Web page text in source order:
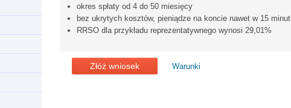
okres spłaty od 4 do 50 miesięcy
bez ukrytych kosztów, pieniądze na koncie nawet w 15 minut
RRSO dla przykładu reprezentatywnego wynosi 29,01%
Złóż wniosek Warunki